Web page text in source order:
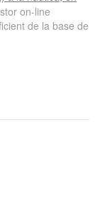
on-line
de la base de